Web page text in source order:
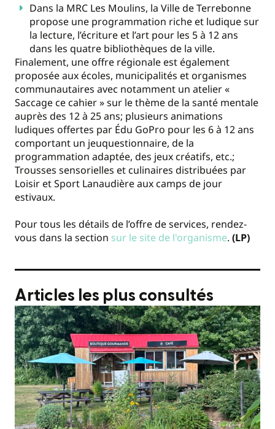
Dans la MRC Les Moulins, la Ville de Terrebonne
propose une programmation riche et ludique sur
la lecture, l’écriture et l’art pour les 5 à 12 ans
dans les quatre bibliothèques de la ville.
Finalement, une offre régionale est également
proposée aux écoles, municipalités et organismes
communautaires avec notamment un atelier «
Saccage ce cahier » sur le thème de la santé mentale
auprès des 12 à 25 ans; plusieurs animations
ludiques offertes par Édu GoPro pour les 6 à 12 ans
comportant un jeuquestionnaire, de la
programmation adaptée, des jeux créatifs, etc.;
Trousses sensorielles et culinaires distribuées par
Loisir et Sport Lanaudière aux camps de jour
estivaux.
Pour tous les détails de l’offre de services, rendez-
vous dans la section sur le site de l'organisme. (LP)
Articles les plus consultés